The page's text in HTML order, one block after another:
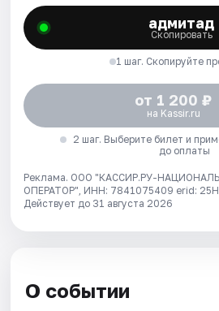
адмитад
Скопировать
1 шаг. Скопируйте
от 1 200 ₽
на Kassir.ru
2 шаг. Выберите билет и
до оплаты
Реклама. ООО "КАССИР.РУ-
ОПЕРАТОР", ИНН: 7841075409 erid:
Действует до 31 августа 2026
О событии